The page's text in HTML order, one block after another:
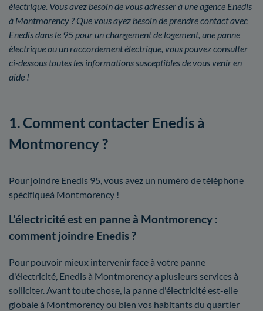
électrique. Vous avez besoin de vous adresser à une agence Enedis
à Montmorency ? Que vous ayez besoin de prendre contact avec
Enedis dans le 95 pour un changement de logement, une panne
électrique ou un raccordement électrique, vous pouvez consulter
ci-dessous toutes les informations susceptibles de vous venir en
aide !
1. Comment contacter Enedis à
Montmorency ?
Pour joindre Enedis 95, vous avez un numéro de téléphone
spécifiqueà Montmorency !
L'électricité est en panne à Montmorency :
comment joindre Enedis ?
Pour pouvoir mieux intervenir face à votre panne
d'électricité, Enedis à Montmorency a plusieurs services à
solliciter. Avant toute chose, la panne d'électricité est-elle
globale à Montmorency ou bien vos habitants du quartier